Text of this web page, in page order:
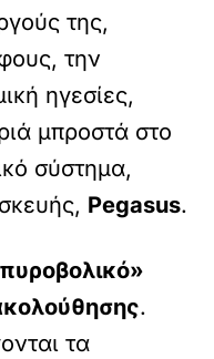
της,
την
ηγεσίες,
μπροστά στο
σύστημα,
Pegasus.
.
τα